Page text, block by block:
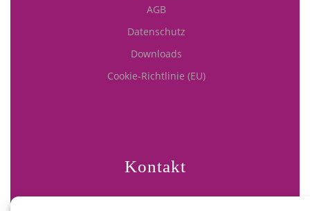
AGB
Datenschutz
Downloads
Cookie-Richtlinie (EU)
Kontakt